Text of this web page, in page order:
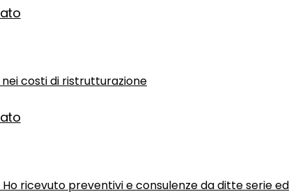
costi di ristrutturazione
ricevuto preventivi e consulenze da ditte serie